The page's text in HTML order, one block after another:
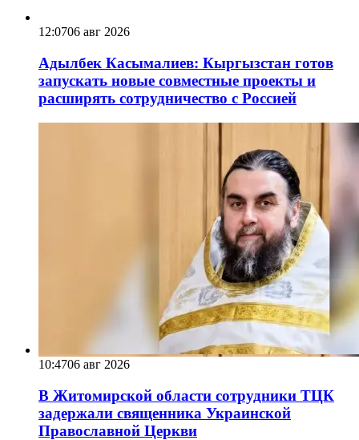
12:0706 авг 2026
Адылбек Касымалиев: Кыргызстан готов
запускать новые совместные проекты и
расширять сотрудничество с Россией
10:4706 авг 2026
В Житомирской области сотрудники ТЦК
задержали священника Украинской
Православной Церкви